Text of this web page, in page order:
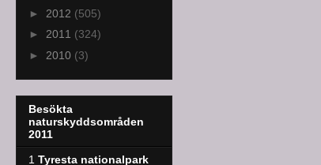
► 2012 (505)
► 2011 (324)
► 2010 (3)
Besökta
naturskyddsområden
2011
1 Tyresta nationalpark